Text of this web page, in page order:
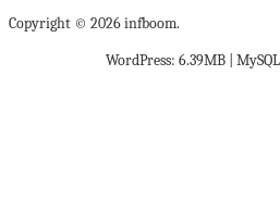
Copyright © 2026 infboom.
WordPress: 6.39MB |